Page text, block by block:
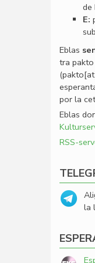
de
E:
Eblas
tra pakto
por la
Eblas
RSS-
la